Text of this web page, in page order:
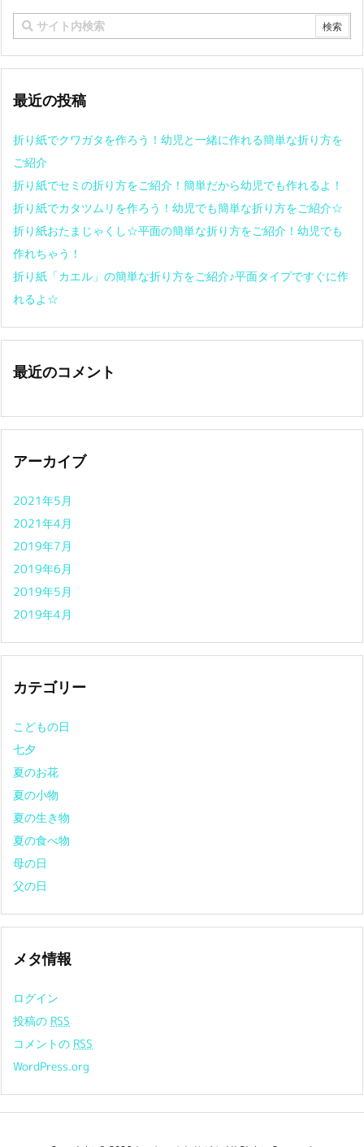
最近の投稿
折り紙でクワガタを作ろう！幼児と一緒に作れる簡単な折り方を
ご紹介
折り紙でセミの折り方をご紹介！簡単だから幼児でも作れるよ！
折り紙でカタツムリを作ろう！幼児でも簡単な折り方をご紹介☆
折り紙おたまじゃくし☆平面の簡単な折り方をご紹介！幼児でも
作れちゃう！
折り紙「カエル」の簡単な折り方をご紹介♪平面タイプですぐに作
れるよ☆
最近のコメント
アーカイブ
2021年5月
2021年4月
2019年7月
2019年6月
2019年5月
2019年4月
カテゴリー
こどもの日
七夕
夏のお花
夏の小物
夏の生き物
夏の食べ物
母の日
父の日
メタ情報
ログイン
投稿の RSS
コメントの RSS
WordPress.org